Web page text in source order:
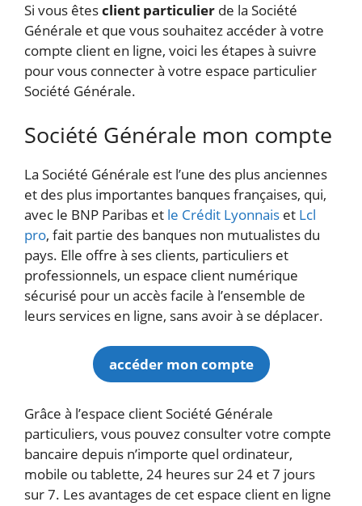
Si vous êtesclient particulier de la Société
Générale et que vous souhaitez accéder à votre
compte client en ligne, voici les étapes à suivre
pour vous connecter à votre espace particulier
Société Générale.
Société Générale mon compte
La Société Générale est l’une des plus anciennes
et des plus importantes banques françaises, qui,
avec le BNP Paribas et le Crédit Lyonnais et Lcl
pro, fait partie des banques non mutualistes du
pays. Elle offre à ses clients, particuliers et
professionnels, un espace client numérique
sécurisé pour un accès facile à l’ensemble de
leurs services en ligne, sans avoir à se déplacer.
accéder mon compte
Grâce à l’espace client Société Générale
particuliers, vous pouvez consulter votre compte
bancaire depuis n’importe quel ordinateur,
mobile ou tablette, 24 heures sur 24 et 7 jours
sur 7. Les avantages de cet espace client en ligne